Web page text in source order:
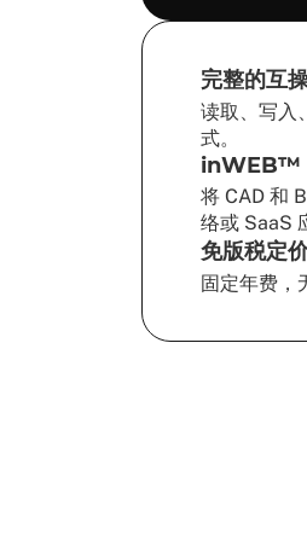
完整的互
读取、写入
式。
inWEB™
将 CAD 和
络或 SaaS
免版税定
固定年费，